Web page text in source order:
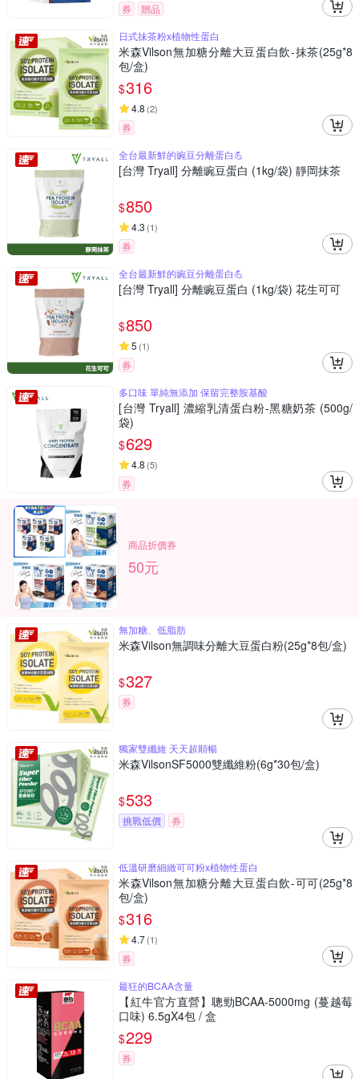
券
贈品
日式抹茶粉x植物性蛋白
米森Vilson無加糖分離大豆蛋白飲-抹茶(25g*8
包/盒)
$316
4.8 (2)
券
全台最新鮮的豌豆分離蛋白💪
[台灣 Tryall] 分離豌豆蛋白 (1kg/袋) 靜岡抹茶
$850
4.3 (1)
券
全台最新鮮的豌豆分離蛋白💪
[台灣 Tryall] 分離豌豆蛋白 (1kg/袋) 花生可可
$850
5 (1)
券
多口味 單純無添加 保留完整胺基酸
[台灣 Tryall] 濃縮乳清蛋白粉-黑糖奶茶 (500g/
袋)
$629
4.8 (5)
券
商品折價券
50元
無加糖、低脂肪
米森Vilson無調味分離大豆蛋白粉(25g*8包/盒)
$327
券
獨家雙纖維 天天超順暢
米森VilsonSF5000雙纖維粉(6g*30包/盒)
$533
挑戰低價 券
低溫研磨細緻可可粉x植物性蛋白
米森Vilson無加糖分離大豆蛋白飲-可可(25g*8
包/盒)
$316
4.7(1)
券
最狂的BCAA含量
【紅牛官方直營】聰勁BCAA-5000mg (蔓越莓
口味) 6.5gX4包 / 盒
$229
券